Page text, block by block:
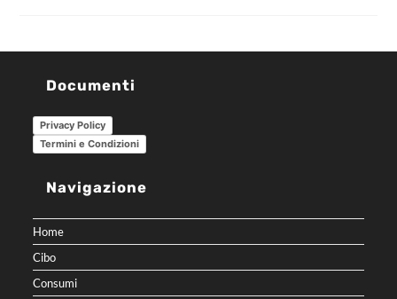
Documenti
Privacy Policy
Termini e Condizioni
Navigazione
Home
Cibo
Consumi